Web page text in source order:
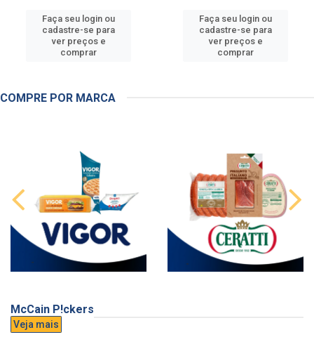
Faça seu login ou
cadastre-se para
ver preços e
comprar
Faça seu login ou
cadastre-se para
ver preços e
comprar
COMPRE POR MARCA
McCain P!ckers
Veja mais